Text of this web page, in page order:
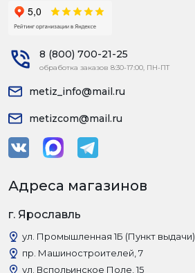
8 (800) 700-21-25
обработка заказов 8:30-17:00, ПН-ПТ
metiz_info@mail.ru
metizcom@mail.ru
Адреса магазинов
г. Ярославль
ул. Промышленная 1Б (Пункт выдачи)
пр. Машиностроителей, 7
ул. Вспольинское Поле, 15